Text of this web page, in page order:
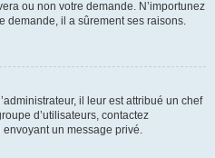
ou non votre demande. N’importunez
demande, il a sûrement ses raisons.
il leur est attribué un chef
d’utilisateurs, contactez
envoyant un message privé.